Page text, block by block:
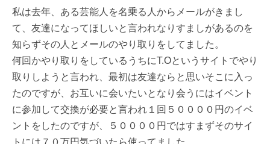
私は去年、ある芸能人を名乗る人からメールがきまし
て、友達になってほしいと言われなりすましがあるのを
知らずその人とメールのやり取りをしてました。
何回かやり取りをしているうちにT.Oというサイトでやり
取りしようと言われ、最初は友達ならと思いそこに入っ
たのですが、お互いに会いたいとなり会うにはイベント
に参加して交換が必要と言われ１回５００００円のイベ
ントをしたのですが、５００００円ではすまずそのサイ